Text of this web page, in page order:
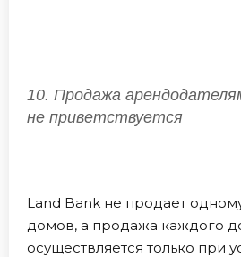
10. Продажа
не приветствуется
Land Bank не продает
домов, а продажа каждого
осуществляется только при